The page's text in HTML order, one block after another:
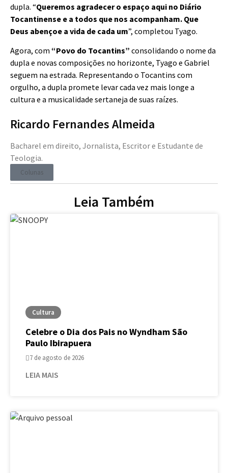
dupla. “Queremos agradecer o espaço aqui no Diário
Tocantinense e a todos que nos acompanham. Que
Deus abençoe a vida de cada um”, completou Tyago.
Agora, com “Povo do Tocantins” consolidando o nome da
dupla e novas composições no horizonte, Tyago e Gabriel
seguem na estrada. Representando o Tocantins com
orgulho, a dupla promete levar cada vez mais longe a
cultura e a musicalidade sertaneja de suas raízes.
Ricardo Fernandes Almeida
Bacharel em direito, Jornalista, Escritor e Estudante de
Teologia.
Colunas
Leia Também
Cultura
Celebre o Dia dos Pais no Wyndham São
Paulo Ibirapuera
7 de agosto de 2026
LEIA MAIS